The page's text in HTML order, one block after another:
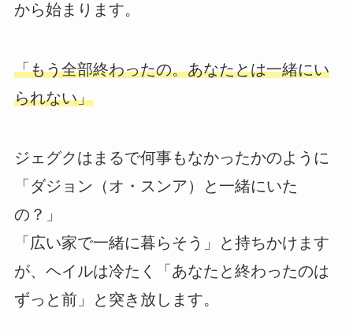
から始まります。
「もう全部終わったの。あなたとは一緒にい
られない」
ジェグクはまるで何事もなかったかのように
「ダジョン（オ・スンア）と一緒にいた
の？」
「広い家で一緒に暮らそう」と持ちかけます
が、ヘイルは冷たく「あなたと終わったのは
ずっと前」と突き放します。